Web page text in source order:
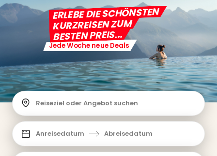
ERLEBE DIE SCHÖNSTEN
KURZREISEN ZUM
BESTEN PREIS...
Jede Woche neue Deals
Reiseziel oder Angebot suchen
Anreisedatum Abreisedatum